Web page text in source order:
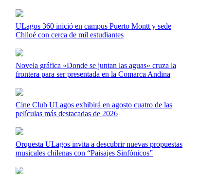
ULagos 360 inició en campus Puerto Montt y sede
Chiloé con cerca de mil estudiantes
Novela gráfica «Donde se juntan las aguas» cruza la
frontera para ser presentada en la Comarca Andina
Cine Club ULagos exhibirá en agosto cuatro de las
películas más destacadas de 2026
Orquesta ULagos invita a descubrir nuevas propuestas
musicales chilenas con “Paisajes Sinfónicos”